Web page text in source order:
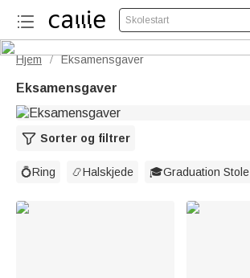
Skolestart
Hjem / Eksamensgaver
Eksamensgaver
Sorter og filtrer
💍Ring 📿Halskjede 🎓Graduation Stole